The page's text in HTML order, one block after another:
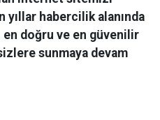
habercilik alanında
doğru ve en güvenilir
sunmaya devam